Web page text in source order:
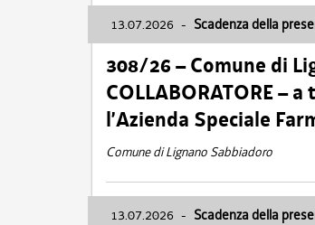
13.07.2026 - Scadenza della
308/26 – Comune di
COLLABORATORE –
l’Azienda Speciale
Comune di Lignano Sabbiadoro
13.07.2026 - Scadenza della